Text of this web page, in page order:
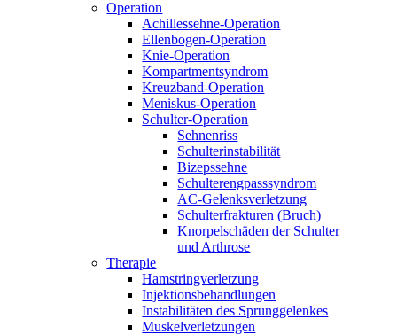
Operation
Achillessehne-Operation
Ellenbogen-Operation
Knie-Operation
Kompartmentsyndrom
Kreuzband-Operation
Meniskus-Operation
Schulter-Operation
Sehnenriss
Schulterinstabilität
Bizepssehne
Schulterengpasssyndrom
AC-Gelenksverletzung
Schulterfrakturen (Bruch)
Knorpelschäden der Schulter
und Arthrose
Therapie
Hamstringverletzung
Injektionsbehandlungen
Instabilitäten des Sprunggelenkes
Muskelverletzungen